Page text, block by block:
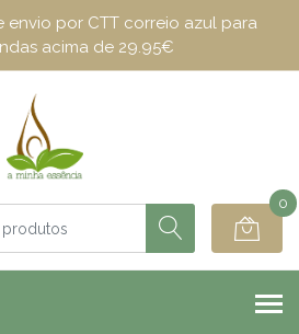
envio por CTT correio azul para
acima de 29.95€
0